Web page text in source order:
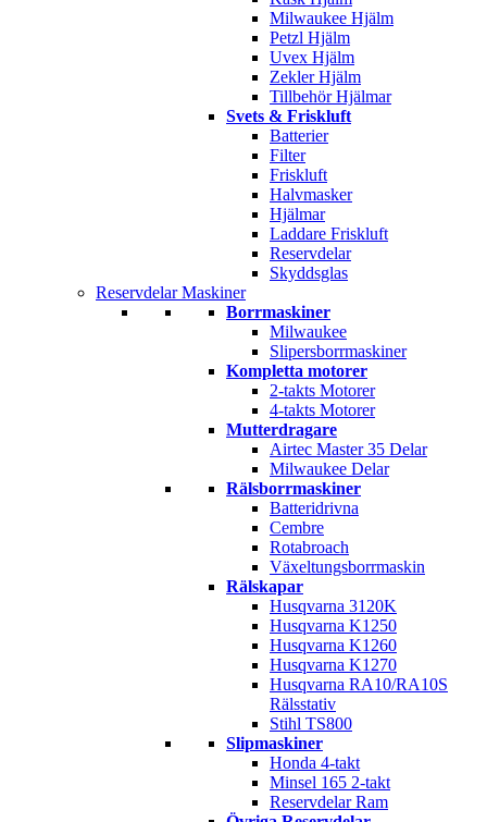
Milwaukee Hjälm
Petzl Hjälm
Uvex Hjälm
Zekler Hjälm
Tillbehör Hjälmar
Svets & Friskluft
Batterier
Filter
Friskluft
Halvmasker
Hjälmar
Laddare Friskluft
Reservdelar
Skyddsglas
Reservdelar Maskiner
Borrmaskiner
Milwaukee
Slipersborrmaskiner
Kompletta motorer
2-takts Motorer
4-takts Motorer
Mutterdragare
Airtec Master 35 Delar
Milwaukee Delar
Rälsborrmaskiner
Batteridrivna
Cembre
Rotabroach
Växeltungsborrmaskin
Rälskapar
Husqvarna 3120K
Husqvarna K1250
Husqvarna K1260
Husqvarna K1270
Husqvarna RA10/RA10S
Rälsstativ
Stihl TS800
Slipmaskiner
Honda 4-takt
Minsel 165 2-takt
Reservdelar Ram